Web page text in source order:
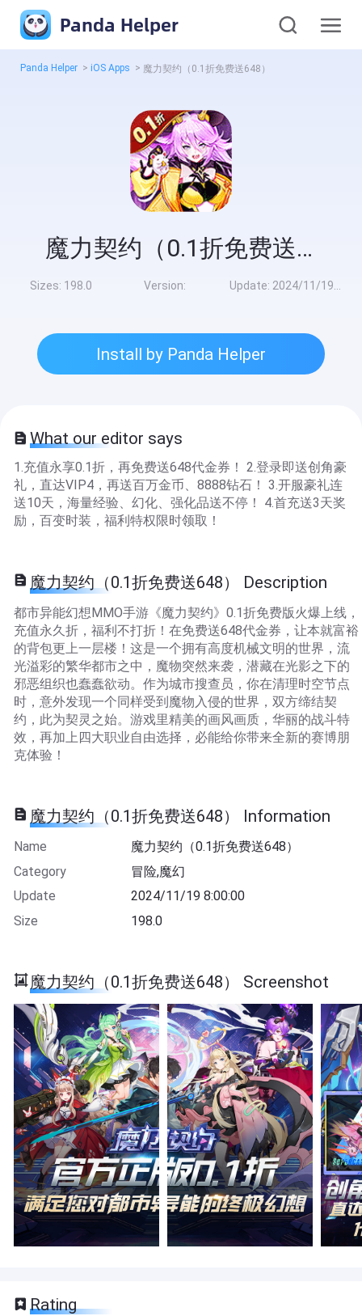
Panda Helper
Panda Helper > iOS Apps > 魔力契约（0.1折免费送648）
魔力契约（0.1折免费送648）
Sizes: 198.0 Version: Update: 2024/11/19 8:00:00
Install by Panda Helper
What our editor says
1.充值永享0.1折，再免费送648代金券！ 2.登录即送创角豪
礼，直达VIP4，再送百万金币、8888钻石！ 3.开服豪礼连
送10天，海量经验、幻化、强化品送不停！ 4.首充送3天奖
励，百变时装，福利特权限时领取！
魔力契约（0.1折免费送648） Description
都市异能幻想MMO手游《魔力契约》0.1折免费版火爆上线，
充值永久折，福利不打折！在免费送648代金券，让本就富裕
的背包更上一层楼！这是一个拥有高度机械文明的世界，流
光溢彩的繁华都市之中，魔物突然来袭，潜藏在光影之下的
邪恶组织也蠢蠢欲动。作为城市搜查员，你在清理时空节点
时，意外发现一个同样受到魔物入侵的世界，双方缔结契
约，此为契灵之始。游戏里精美的画风画质，华丽的战斗特
效，再加上四大职业自由选择，必能给你带来全新的赛博朋
克体验！
魔力契约（0.1折免费送648） Information
Name
魔力契约（0.1折免费送648）
Category
冒险,魔幻
Update
2024/11/19 8:00:00
Size
198.0
魔力契约（0.1折免费送648） Screenshot
Rating